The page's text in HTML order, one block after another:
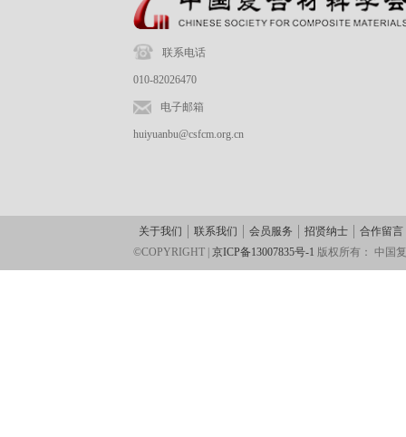
联系电话
010-82026470
电子邮箱
huiyuanbu@csfcm.org.cn
关于我们 联系我们 会员服务 招贤纳士
合作留言
©COPYRIGHT | 京ICP备13007835号-1 版权所有： 中国